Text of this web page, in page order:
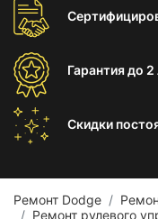
Гарантиядо 2
Скидки
Ремонт Dodge
Ремонт рулевого